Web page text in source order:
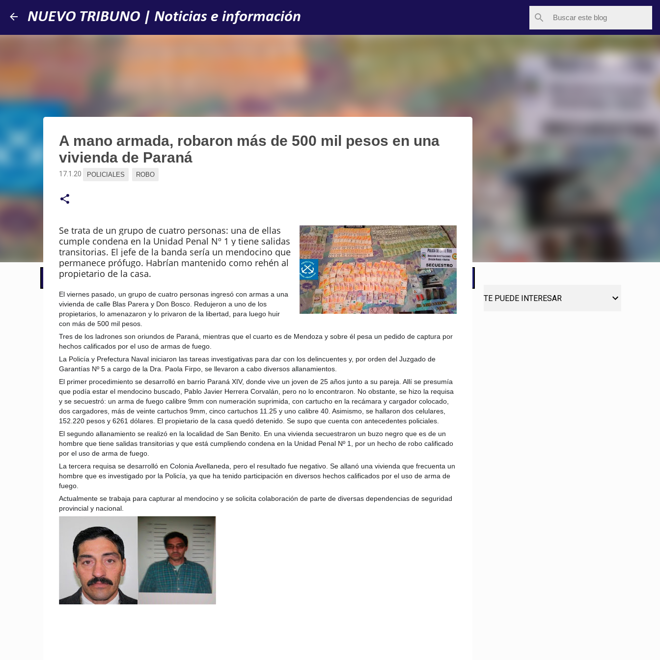
Ir al contenido principal
NUEVO TRIBUNO | Noticias e información
📢 LO ÚLTIMO El Gobierno postergó la reunión paritaria con estatales
A mano armada, robaron más de 500 mil pesos en una
vivienda de Paraná
17.1.20 POLICIALES ROBO
Se trata de un grupo de cuatro personas: una de ellas
cumple condena en la Unidad Penal Nº 1 y tiene salidas
transitorias. El jefe de la banda sería un mendocino que
permanece prófugo. Habrían mantenido como rehén al
propietario de la casa.
El viernes pasado, un grupo de cuatro personas ingresó con armas a una
vivienda de calle Blas Parera y Don Bosco. Redujeron a uno de los
propietarios, lo amenazaron y lo privaron de la libertad, para luego huir
con más de 500 mil pesos.
Tres de los ladrones son oriundos de Paraná, mientras que el cuarto es de Mendoza y sobre él pesa un pedido de captura por
hechos calificados por el uso de armas de fuego.
La Policía y Prefectura Naval iniciaron las tareas investigativas para dar con los delincuentes y, por orden del Juzgado de
Garantías Nº 5 a cargo de la Dra. Paola Firpo, se llevaron a cabo diversos allanamientos.
El primer procedimiento se desarrolló en barrio Paraná XIV, donde vive un joven de 25 años junto a su pareja. Allí se presumía
que podía estar el mendocino buscado, Pablo Javier Herrera Corvalán, pero no lo encontraron. No obstante, se hizo la requisa
y se secuestró: un arma de fuego calibre 9mm con numeración suprimida, con cartucho en la recámara y cargador colocado,
dos cargadores, más de veinte cartuchos 9mm, cinco cartuchos 11.25 y uno calibre 40. Asimismo, se hallaron dos celulares,
152.220 pesos y 6261 dólares. El propietario de la casa quedó detenido. Se supo que cuenta con antecedentes policiales.
El segundo allanamiento se realizó en la localidad de San Benito. En una vivienda secuestraron un buzo negro que es de un
hombre que tiene salidas transitorias y que está cumpliendo condena en la Unidad Penal Nº 1, por un hecho de robo calificado
por el uso de arma de fuego.
La tercera requisa se desarrolló en Colonia Avellaneda, pero el resultado fue negativo. Se allanó una vivienda que frecuenta un
hombre que es investigado por la Policía, ya que ha tenido participación en diversos hechos calificados por el uso de arma de
fuego.
Actualmente se trabaja para capturar al mendocino y se solicita colaboración de parte de diversas dependencias de seguridad
provincial y nacional.
TE PUEDE INTERESAR